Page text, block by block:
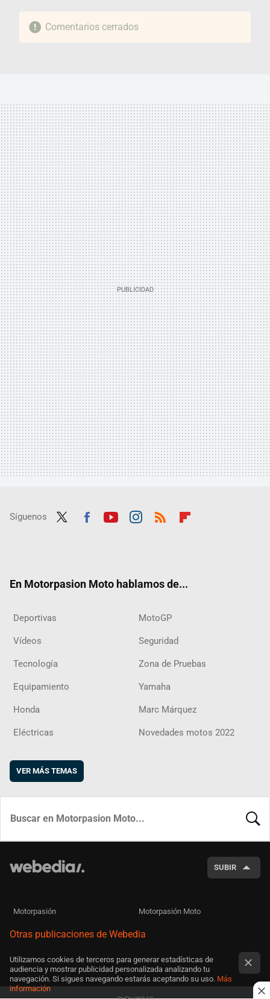
Comentarios cerrados
Síguenos
En Motorpasion Moto hablamos de...
Deportivas MotoGP
Vídeos Seguridad
Tecnología Zona de Pruebas
Equipamiento Yamaha
Honda Marc Márquez
Eléctricas Novedades motos 2022
VER MÁS TEMAS
SUBIR
Motorpasión Motorpasión Moto
Otras publicaciones de Webedia
Utilizamos cookies de terceros para generar estadísticas de
audiencia y mostrar publicidad personalizada analizando tu
navegación. Si sigues navegando estarás aceptando su uso. Más
información